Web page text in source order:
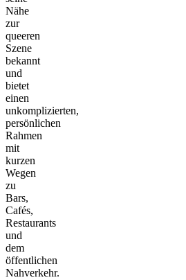
Nähe
zur
queeren
Szene
bekannt
und
bietet
einen
unkomplizierten,
persönlichen
Rahmen
mit
kurzen
Wegen
zu
Bars,
Cafés,
Restaurants
und
dem
öffentlichen
Nahverkehr.